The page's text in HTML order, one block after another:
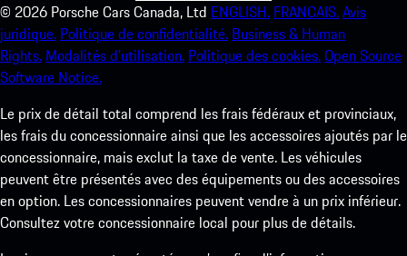
© 2026 Porsche Cars Canada, Ltd ENGLISH. FRANCAIS.Avis
juridique. Politique de confidentialité. Business & Human
Rights. Modalités d’utilisation. Politique des cookies.Open Source
Software Notice.
Le prix de détail total comprend les frais fédéraux et provinciaux,
les frais du concessionnaire ainsi que les accessoires ajoutés par le
concessionnaire, mais exclut la taxe de vente. Les véhicules
peuvent être présentés avec des équipements ou des accessoires
en option. Les concessionnaires peuvent vendre à un prix inférieur.
Consultez votre concessionnaire local pour plus de détails.